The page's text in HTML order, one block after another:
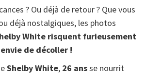
? Ou déjà de retour ? Que vous
déjà nostalgiques, les photos
White risquent furieusement
de décoller !
Shelby White, 26 ansse nourrit